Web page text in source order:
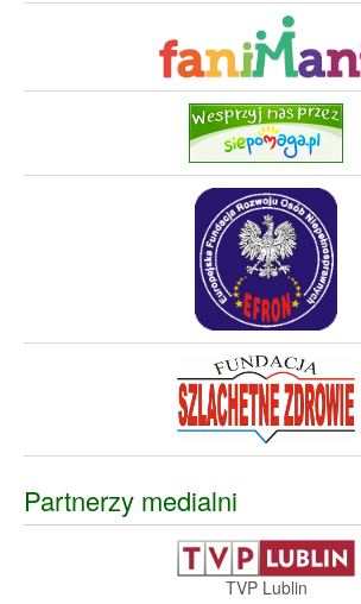
Partnerzy medialni
TVP Lublin